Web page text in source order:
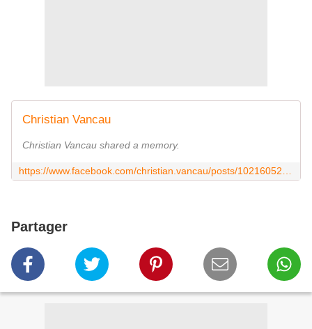
Christian Vancau
Christian Vancau shared a memory.
Partager